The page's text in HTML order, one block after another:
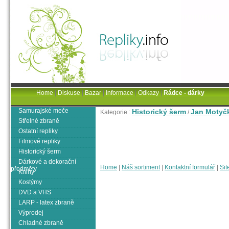
Kategorie : Historický šerm /Jan
Home Náš sortiment| Kontaktní formulář
Samurajské meče
Střelné zbraně
Ostatní repliky
Filmové repliky
Historický šerm
Dárkové a dekorační
předměty
Knihy
Kostýmy
DVD a VHS
LARP - latex zbraně
Výprodej
Chladné zbraně
Home|Diskuse|Bazar|Informace|Odkazy|Rádce - dárky